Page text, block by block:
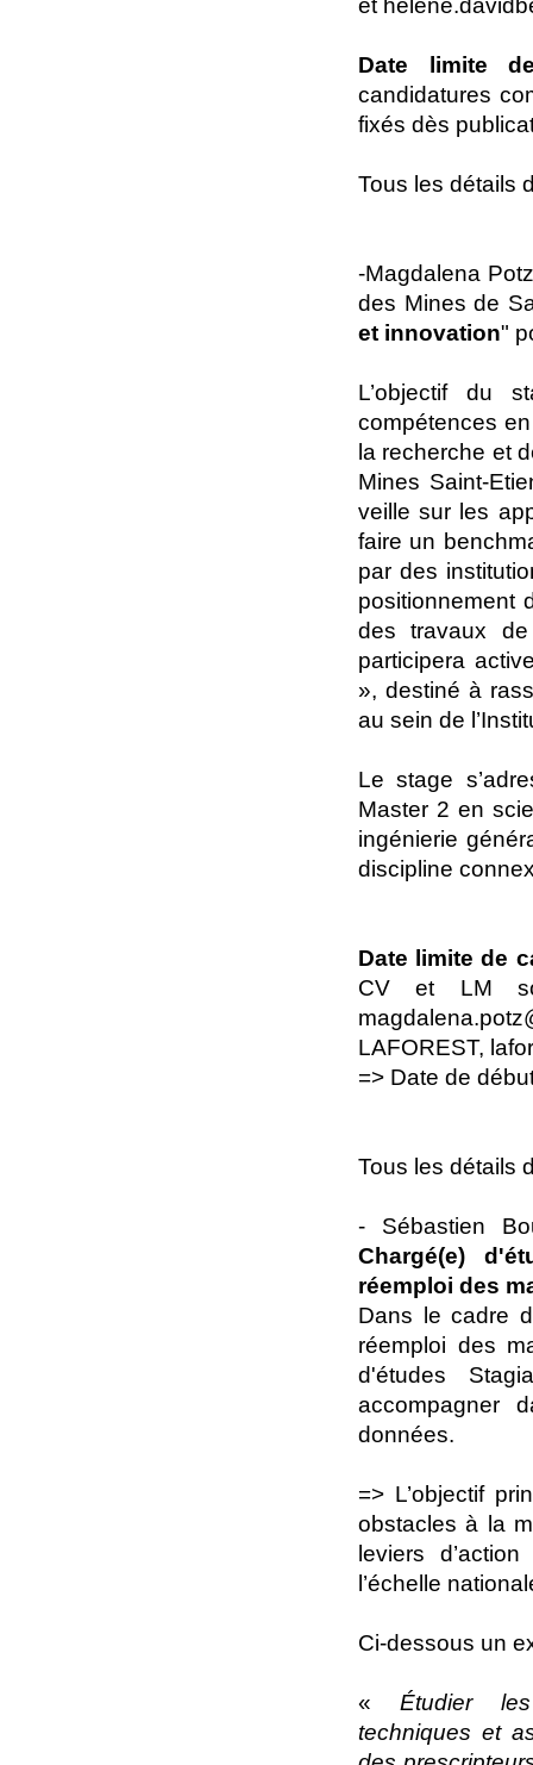
et
Date limite
candidatures
fixés dès
Tous les détails
-Magdalena
des Mines de
et innovation"
L’objectif du
compétences
la recherche et
Mines Saint-
veille sur les
faire un
par des
positionnement
des travaux
participera
», destiné à
au sein de
Le stage
Master 2 en
ingénierie
discipline
Date limite de
CV et LM
LAFOREST,
=> Date de
Tous les détails
- Sébastien
Chargé(e)
réemploi des
Dans le cadre
réemploi des
d'études
accompagner
données.
=> L’objectif
obstacles à la
leviers
l’échelle
Ci-dessous un
«Étudier
techniques et